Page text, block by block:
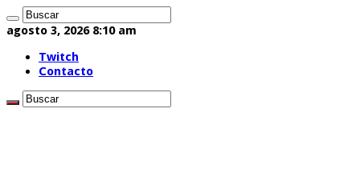
agosto 3, 2026 8:10 am
Twitch
Contacto